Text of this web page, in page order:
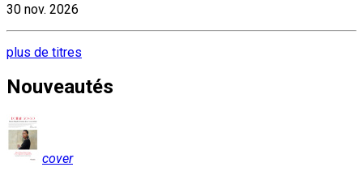
30 nov. 2026
plus de titres
Nouveautés
cover